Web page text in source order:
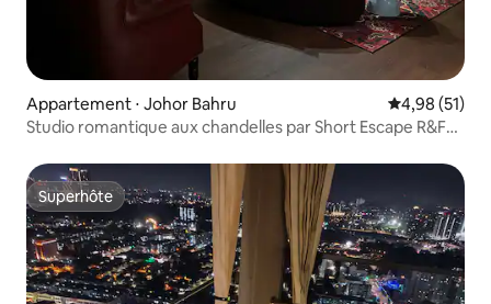
Appartement ⋅ Johor Bahru Évaluation
4,98 (51)
Studio romantique aux chandelles par Short Escape R&F
Superhôte
Superhôte